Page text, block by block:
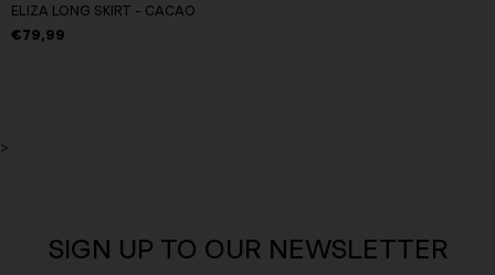
ELIZA LONG SKIRT - CACAO
€79,99
>
SIGN UP TO OUR NEWSLETTER